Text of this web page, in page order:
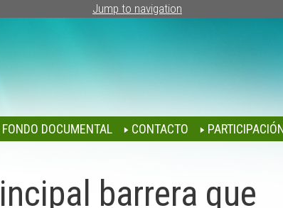
Jump to navigation
FONDO DOCUMENTAL CONTACTO
barrera que